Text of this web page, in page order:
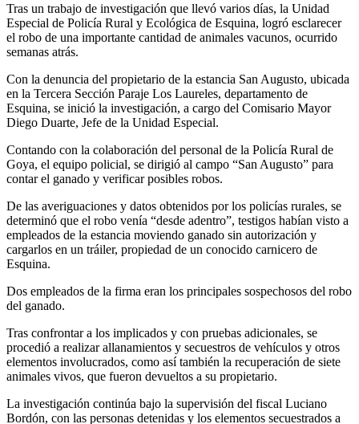
Tras un trabajo de investigación que llevó varios días, la Unidad
Especial de Policía Rural y Ecológica de Esquina, logró esclarecer
el robo de una importante cantidad de animales vacunos, ocurrido
semanas atrás.
Con la denuncia del propietario de la estancia San Augusto, ubicada
en la Tercera Sección Paraje Los Laureles, departamento de
Esquina, se inició la investigación, a cargo del Comisario Mayor
Diego Duarte, Jefe de la Unidad Especial.
Contando con la colaboración del personal de la Policía Rural de
Goya, el equipo policial, se dirigió al campo “San Augusto” para
contar el ganado y verificar posibles robos.
De las averiguaciones y datos obtenidos por los policías rurales, se
determinó que el robo venía “desde adentro”, testigos habían visto a
empleados de la estancia moviendo ganado sin autorización y
cargarlos en un tráiler, propiedad de un conocido carnicero de
Esquina.
Dos empleados de la firma eran los principales sospechosos del robo
del ganado.
Tras confrontar a los implicados y con pruebas adicionales, se
procedió a realizar allanamientos y secuestros de vehículos y otros
elementos involucrados, como así también la recuperación de siete
animales vivos, que fueron devueltos a su propietario.
La investigación continúa bajo la supervisión del fiscal Luciano
Bordón, con las personas detenidas y los elementos secuestrados a